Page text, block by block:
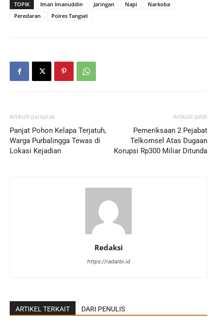
TOPIK Iman Imanuddin Jaringan Napi
Narkoba
Peredaran
Polres Tangsel
Artikulli paraprak
Panjat Pohon Kelapa Terjatuh,
Warga Purbalingga Tewas di
Lokasi Kejadian
Artikulli tjetër
Pemeriksaan 2 Pejabat
Telkomsel Atas Dugaan
Korupsi Rp300 Miliar Ditunda
Redaksi
https://radarbi.id
ARTIKEL TERKAIT DARI PENULIS